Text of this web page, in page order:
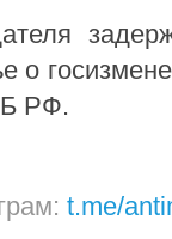
о
РФ.
t.me/